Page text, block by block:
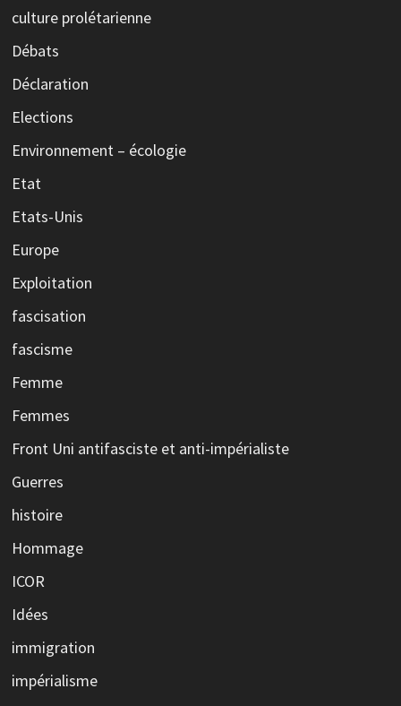
culture prolétarienne
Débats
Déclaration
Elections
Environnement – écologie
Etat
Etats-Unis
Europe
Exploitation
fascisation
fascisme
Femme
Femmes
Front Uni antifasciste et anti-impérialiste
Guerres
histoire
Hommage
ICOR
Idées
immigration
impérialisme